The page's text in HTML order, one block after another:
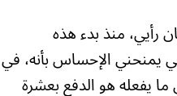
رأيي، منذ بدء هذه
يمنحني الإحساس بأنه، في
يفعله هو الدفع بعشرة